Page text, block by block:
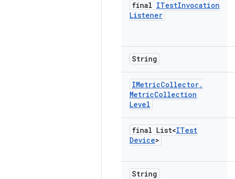
final ITestInvocation
Listener
String
IMetricCollector.
MetricCollection
Level
final List<ITest
Device>
String